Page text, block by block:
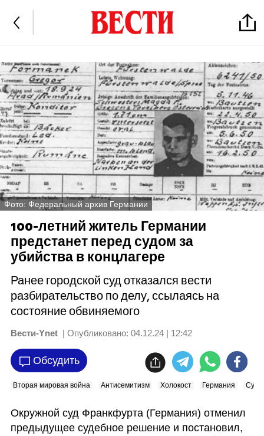
Фото: Федеральный архив Германии
100-летний житель Германии
предстанет перед судом за
убийства в концлагере
Ранее городской суд отказался вести
разбирательство по делу, ссылаясь на
состояние обвиняемого
Вести-Ynet | Опубликовано: 04.12.24 | 12:42
Обсудить
Вторая мировая война Антисемитизм Холокост Германия Суд
Окружной суд Франкфурта (Германия) отменил
предыдущее судебное решение и постановил,